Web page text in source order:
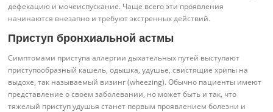
дефекацию и мочеиспускание. Чаще всего эти проявления
начинаются внезапно и требуют экстренных действий.
Приступ бронхиальной астмы
Симптомами приступа аллергии дыхательных путей выступают
приступообразный кашель, одышка, удушье, свистящие хрипы на
выдохе, так называемый визинг (wheezing). Обычно пациенты имеют
представление о своем заболевании, но может быть и так, что
тяжелый приступ удушья станет первым проявлением болезни и